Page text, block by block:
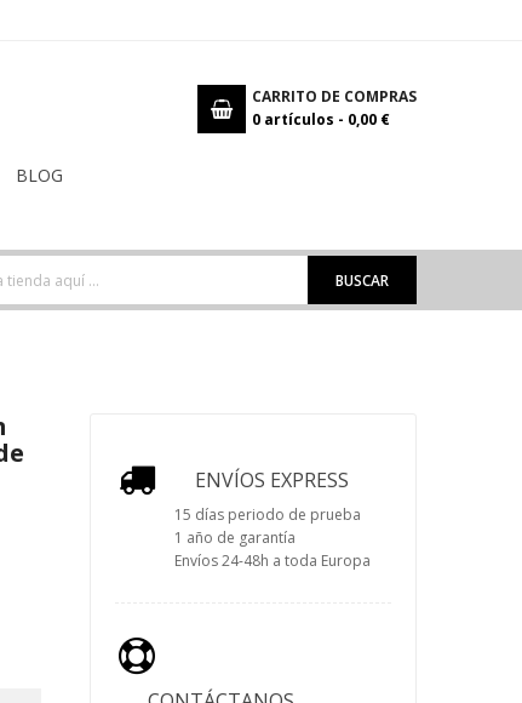
BLOG
CARRITO DE COMPRAS
0 artículos - 0,00 €
BUSCAR
ENVÍOS EXPRESS
15 días periodo de prueba
1 año de garantía
Envíos 24-48h a toda Europa